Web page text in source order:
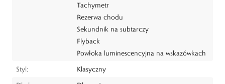
Tachymetr
Rezerwa chodu
Sekundnik na subtarczy
Flyback
Powłoka luminescencyjna na wskazówkach
Styl:
Klasyczny